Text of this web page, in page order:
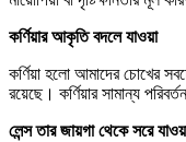
কর্ণিয়ার আকৃতি বদলে যাওয়া
কর্ণিয়া হলো আমাদের চোখের
রয়েছে। কর্ণিয়ার সামান্য
লেন্স তার জায়গা থেকে সরে